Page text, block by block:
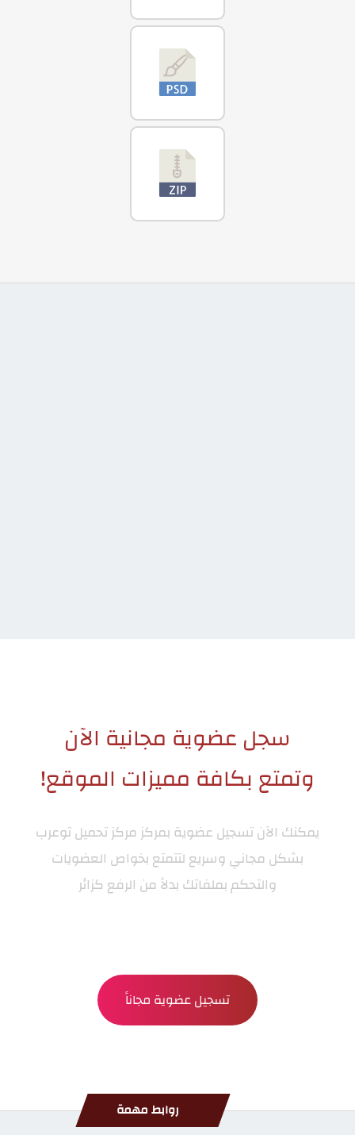
سجل عضوية مجانية الآن
وتمتع بكافة مميزات الموقع!
يمكنك الآن تسجيل عضوية بمركزمركز تحميل توعرب
بشكل مجاني وسريع لتتمتع بخواص العضويات
والتحكم بملفاتك بدلاً من الرفع كزائر
تسجيل عضوية مجاناً
روابط مهمة